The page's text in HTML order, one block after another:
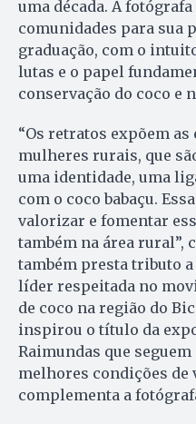
uma década. A
comunidades para sua
graduação, com o
lutas e o papel
conservação do coco e
“Os retratos expõem
mulheres rurais, que
uma identidade, uma
com o coco babaçu.
valorizar e fomentar
também na área rural”,
também presta tributo a
líder respeitada no
de coco na região do
inspirou o título da
Raimundas que
melhores condições de
complementa a